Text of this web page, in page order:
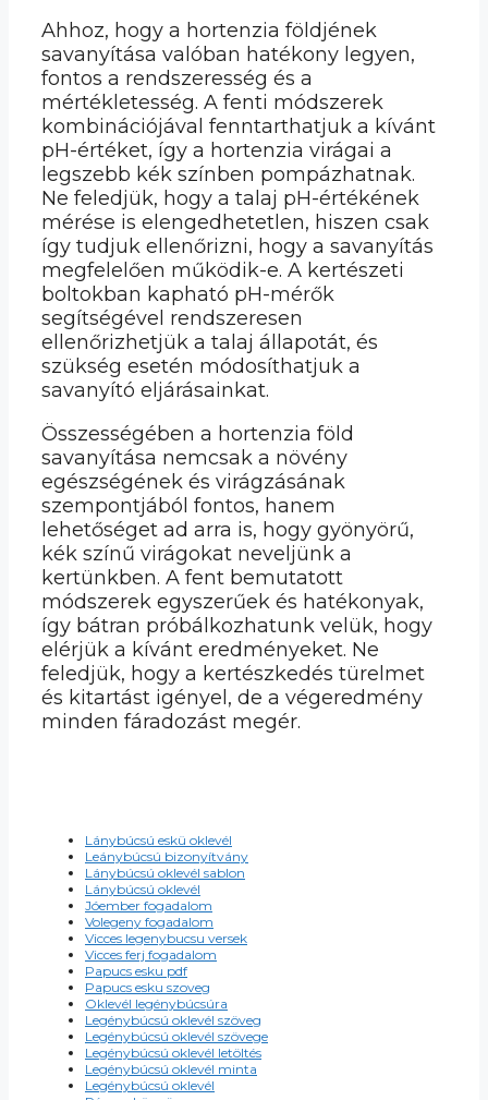
Ahhoz, hogy a hortenzia földjének
savanyítása valóban hatékony legyen,
fontos a rendszeresség és a
mértékletesség. A fenti módszerek
kombinációjával fenntarthatjuk a kívánt
pH-értéket, így a hortenzia virágai a
legszebb kék színben pompázhatnak.
Ne feledjük, hogy a talaj pH-értékének
mérése is elengedhetetlen, hiszen csak
így tudjuk ellenőrizni, hogy a savanyítás
megfelelően működik-e. A kertészeti
boltokban kapható pH-mérők
segítségével rendszeresen
ellenőrizhetjük a talaj állapotát, és
szükség esetén módosíthatjuk a
savanyító eljárásainkat.
Összességében a hortenzia föld
savanyítása nemcsak a növény
egészségének és virágzásának
szempontjából fontos, hanem
lehetőséget ad arra is, hogy gyönyörű,
kék színű virágokat neveljünk a
kertünkben. A fent bemutatott
módszerek egyszerűek és hatékonyak,
így bátran próbálkozhatunk velük, hogy
elérjük a kívánt eredményeket. Ne
feledjük, hogy a kertészkedés türelmet
és kitartást igényel, de a végeredmény
minden fáradozást megér.
Lánybúcsú eskü oklevél
Leánybúcsú bizonyítvány
Lánybúcsú oklevél sablon
Lánybúcsú oklevél
Jóember fogadalom
Volegeny fogadalom
Vicces legenybucsu versek
Vicces ferj fogadalom
Papucs esku pdf
Papucs esku szoveg
Oklevél legénybúcsúra
Legénybúcsú oklevél szöveg
Legénybúcsú oklevél szövege
Legénybúcsú oklevél letöltés
Legénybúcsú oklevél minta
Legénybúcsú oklevél